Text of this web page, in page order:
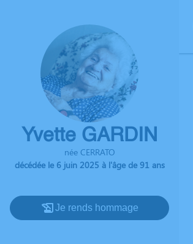
Yvette GARDIN
née CERRATO
décédée le 6 juin 2025 à l'âge de 91 ans
Je rends hommage